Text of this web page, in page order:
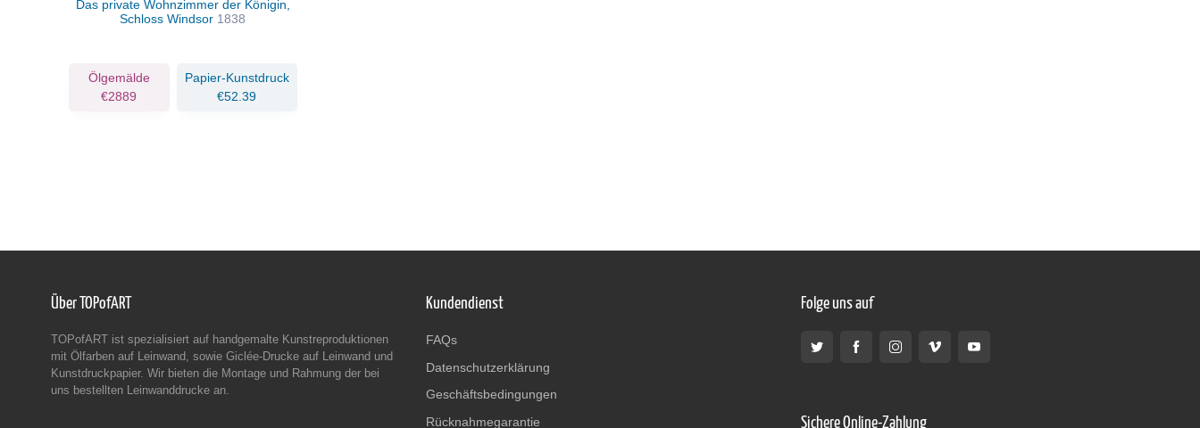
Das private Wohnzimmer der Königin,
Schloss Windsor 1838
Ölgemälde
€2889
Papier-Kunstdruck
€52.39
Über TOPofART
TOPofART ist spezialisiert auf handgemalte Kunstreproduktionen
mit Ölfarben auf Leinwand, sowie Giclée-Drucke auf Leinwand und
Kunstdruckpapier. Wir bieten die Montage und Rahmung der bei
uns bestellten Leinwanddrucke an.
Kundendienst
FAQs
Datenschutzerklärung
Geschäftsbedingungen
Rücknahmegarantie
Folge uns auf
Sichere Online-Zahlung